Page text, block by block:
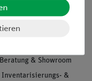
Service
Beratung & Showroom
Inventarisierungs- &